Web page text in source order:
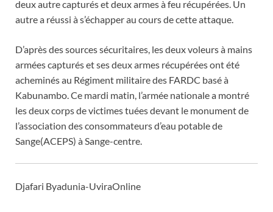
deux autre capturés et deux armes à feu récupérées. Un
autre a réussi à s’échapper au cours de cette attaque.
D’après des sources sécuritaires, les deux voleurs à mains
armées capturés et ses deux armes récupérées ont été
acheminés au Régiment militaire des FARDC basé à
Kabunambo. Ce mardi matin, l’armée nationale a montré
les deux corps de victimes tuées devant le monument de
l’association des consommateurs d’eau potable de
Sange(ACEPS) à Sange-centre.
Djafari Byadunia-UviraOnline